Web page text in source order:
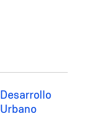
Desarrollo
Urbano